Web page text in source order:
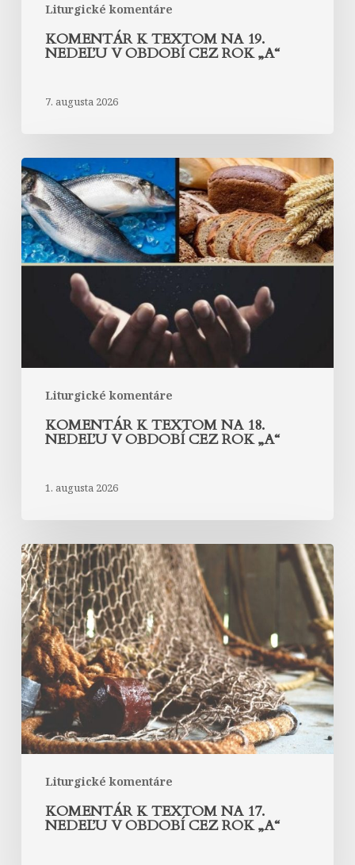
Liturgické komentáre
KOMENTÁR K TEXTOM NA 19.
NEDEĽU V OBDOBÍ CEZ ROK „A“
7. augusta 2026
Liturgické komentáre
Komentár
k
textom
na
18.
nedeľu
„A“
KOMENTÁR K TEXTOM NA 18.
NEDEĽU V OBDOBÍ CEZ ROK „A“
1. augusta 2026
Liturgické komentáre
Komentár
k
textom
na
17.
nedeľu
v
období
cez
rok
„A“
KOMENTÁR K TEXTOM NA 17.
NEDEĽU V OBDOBÍ CEZ ROK „A“